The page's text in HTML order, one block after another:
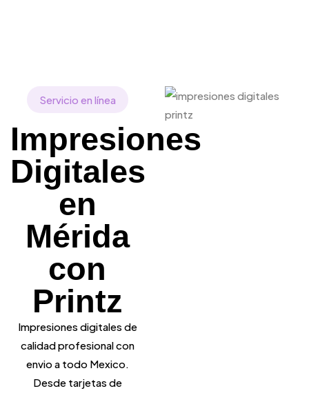
Servicio en línea
Impresiones
Digitales
en
Mérida
con
Printz
Impresiones digitales de
calidad profesional con
envio a todo Mexico.
Desde tarjetas de